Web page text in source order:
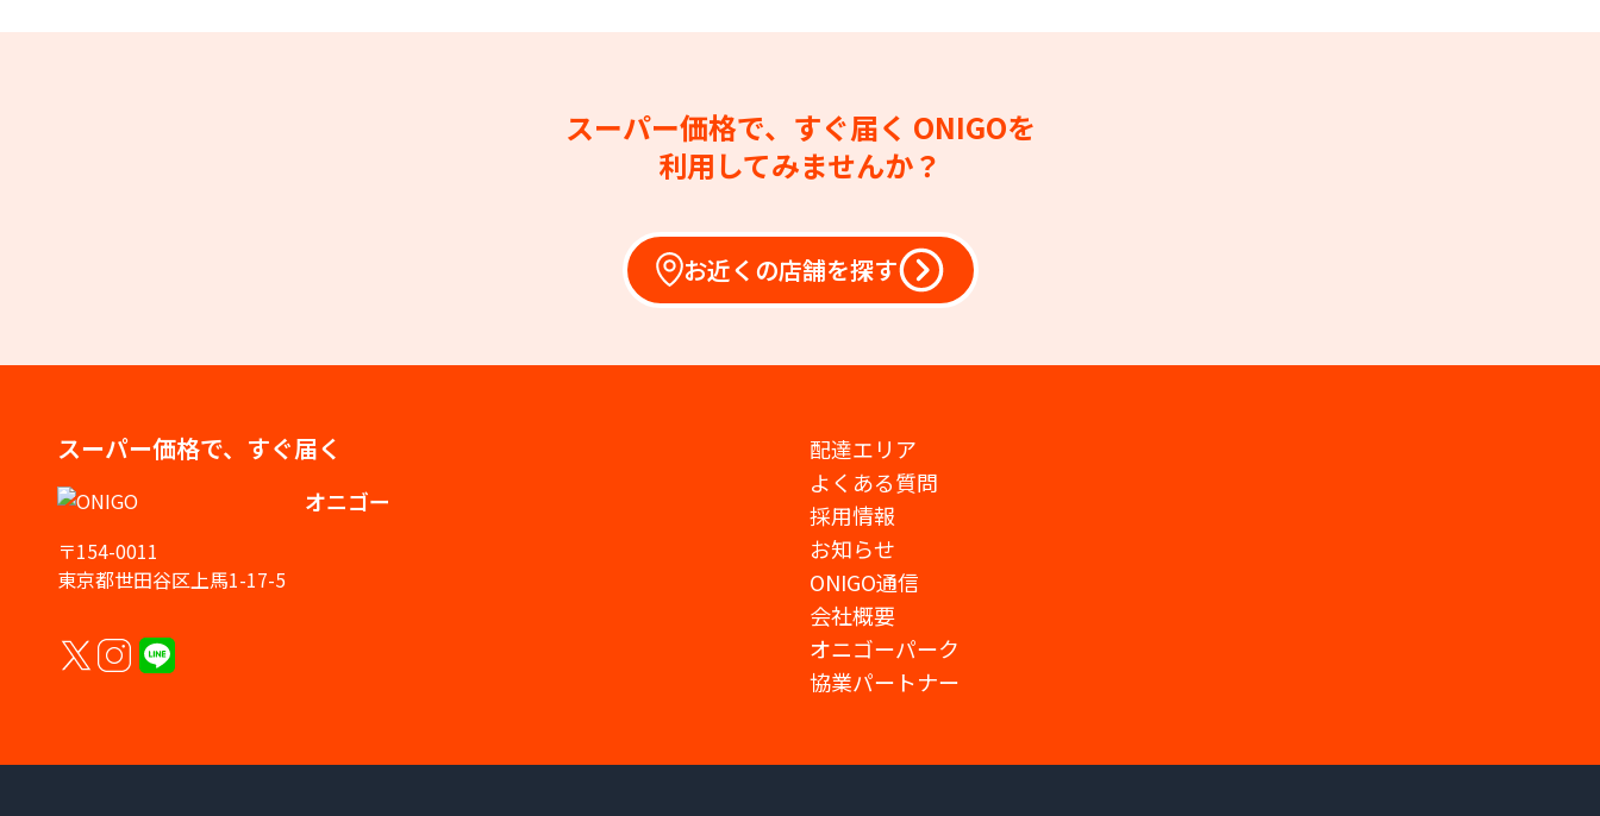
スーパー価格で、すぐ届く ONIGOを
利用してみませんか？
お近くの店舗を探す
スーパー価格で、すぐ届く
オニゴー
〒154-0011
東京都世田谷区上馬1-17-5
配達エリア
よくある質問
採用情報
お知らせ
ONIGO通信
会社概要
オニゴーパーク
協業パートナー